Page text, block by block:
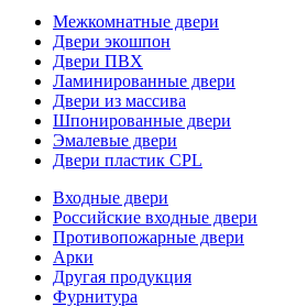
Межкомнатные двери
Двери экошпон
Двери ПВХ
Ламинированные двери
Двери из массива
Шпонированные двери
Эмалевые двери
Двери пластик CPL
Входные двери
Российские входные двери
Противопожарные двери
Арки
Другая продукция
Фурнитура